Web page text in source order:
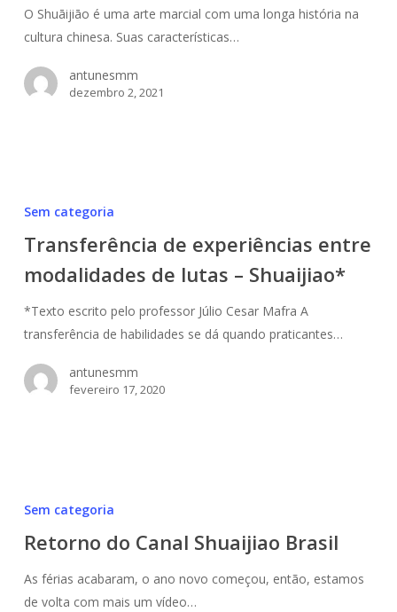
–
SÃO
2022
O Shuāijiāo é uma arte marcial com uma longa história na
cultura chinesa. Suas características…
antunesmm
dezembro 2, 2021
entre
modalidades
lutas
–
Shuaijiao*
Sem categoria
Transferência de experiências entre
modalidades de lutas – Shuaijiao*
*Texto escrito pelo professor Júlio Cesar Mafra A
transferência de habilidades se dá quando praticantes…
antunesmm
fevereiro 17, 2020
Shuaijiao
Brasil
Sem categoria
Retorno do Canal Shuaijiao Brasil
As férias acabaram, o ano novo começou, então, estamos
de volta com mais um vídeo…